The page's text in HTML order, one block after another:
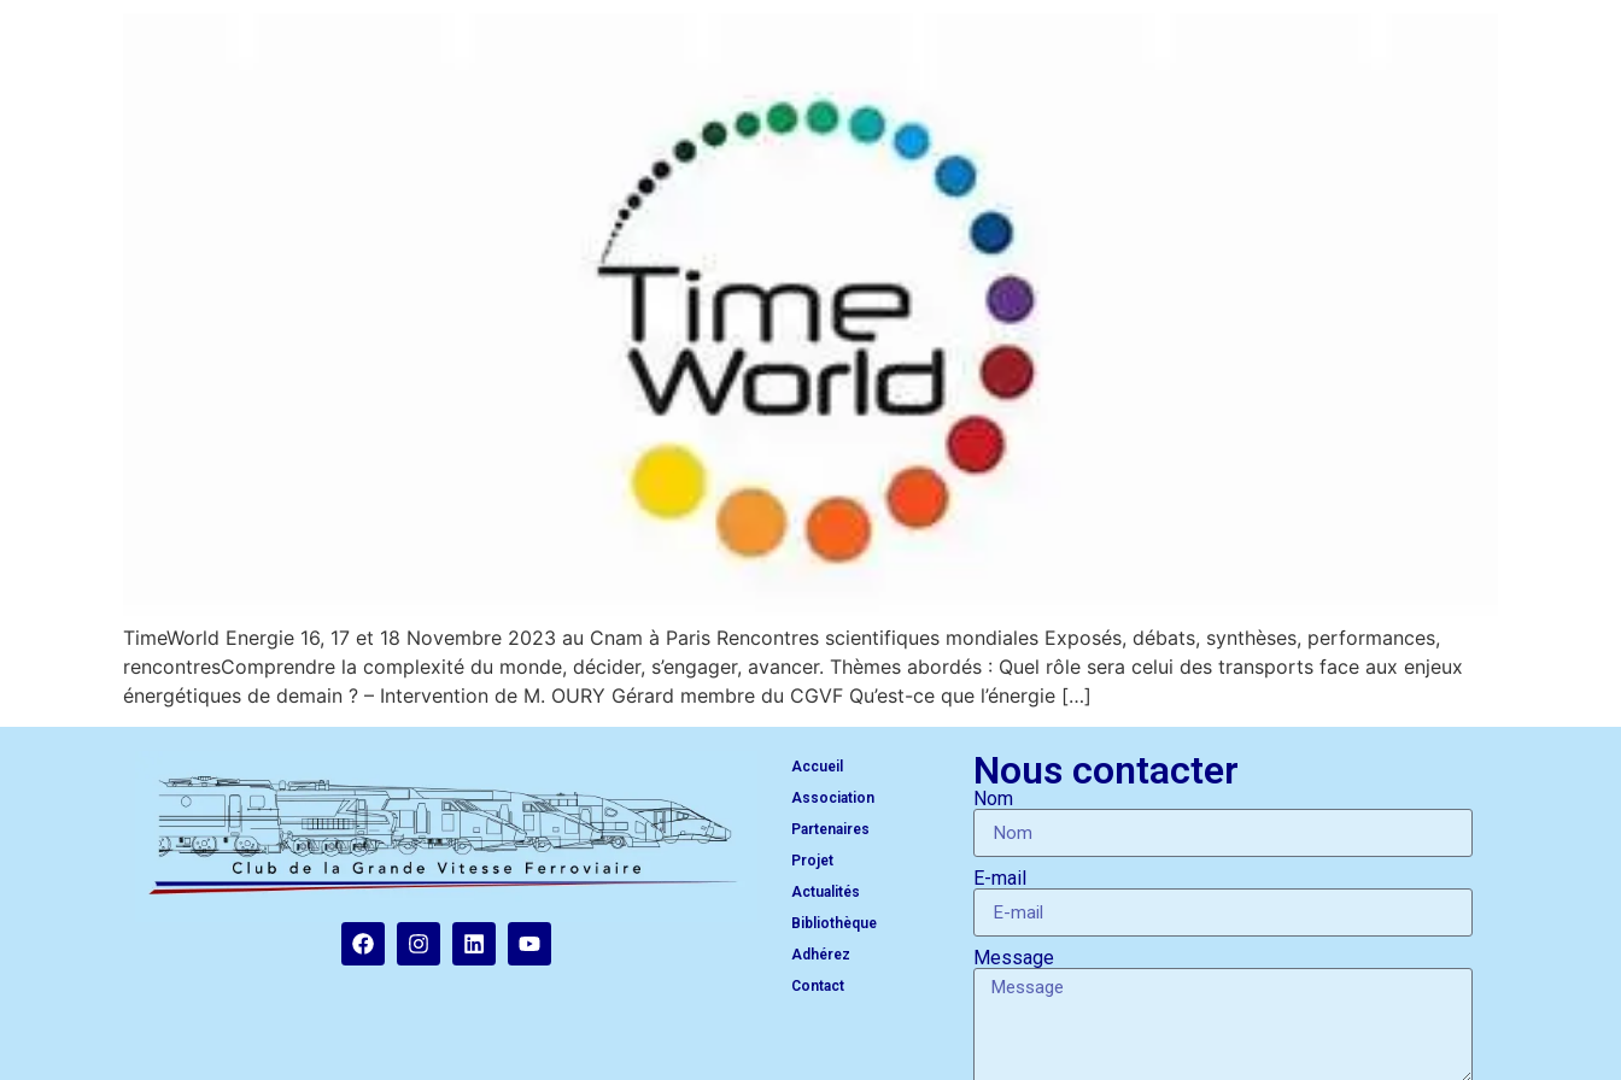
TimeWorld Energie 16, 17 et 18 Novembre 2023 au Cnam à Paris Rencontres scientifiques mondiales Exposés, débats, synthèses, performances,
rencontresComprendre la complexité du monde, décider, s’engager, avancer. Thèmes abordés : Quel rôle sera celui des transports face aux enjeux
énergétiques de demain ? – Intervention de M. OURY Gérard membre du CGVF Qu’est-ce que l’énergie […]
Accueil
Association
Partenaires
Projet
Actualités
Bibliothèque
Adhérez
Contact
Nous contacter
Nom
E-mail
Message